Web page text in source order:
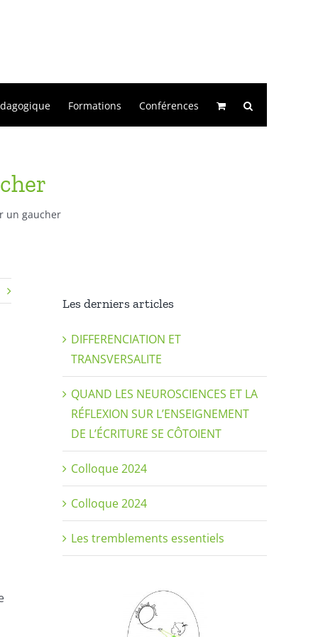
Formations Conférences
un gaucher
Les derniers articles
DIFFERENCIATION ET
TRANSVERSALITE
QUAND LES NEUROSCIENCES ET LA
RÉFLEXION SUR L’ENSEIGNEMENT
DE L’ÉCRITURE SE CÔTOIENT
Colloque 2024
Colloque 2024
Les tremblements essentiels